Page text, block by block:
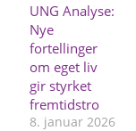
UNG Analyse:
Nye
fortellinger
om eget liv
gir styrket
fremtidstro
8. januar 2026